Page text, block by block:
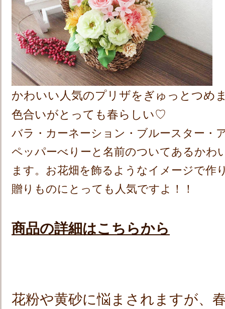
かわいい人気のプリザをぎゅっとつめ
色合いがとっても春らしい♡
バラ・カーネーション・ブルースター・
ペッパーべりーと名前のついてあるかわ
ます。お花畑を飾るようなイメージで作
贈りものにとっても人気ですよ！！
商品の詳細はこちらから
花粉や黄砂に悩まされますが、